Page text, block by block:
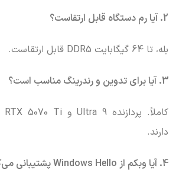
2. آیا رم دستگاه قابل ارتقاست؟
بله، تا 64 گیگابایت DDR5 قابل ارتقاست.
3. آیا برای تدوین و رندرینگ مناسب است؟
دارند.
4. آیا وبکم از Windows Hello پشتیبانی می‌کند؟